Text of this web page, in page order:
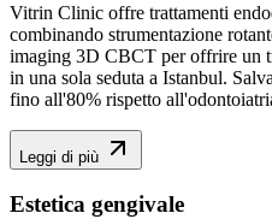
Vitrin Clinic offre trattamenti
combinando strumentazione
imaging 3D CBCT per offrire un
in una sola seduta a Istanbul.
fino all'80% rispetto
Leggi di più
Estetica gengivale